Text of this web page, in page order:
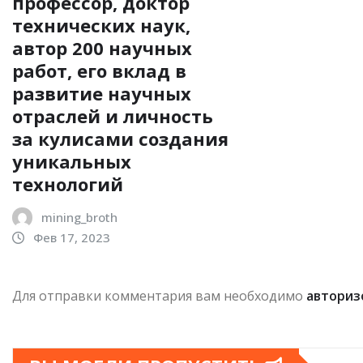
технических наук,
автор 200 научных
работ, его вклад в
развитие научных
отраслей и личность
за кулисами создания
уникальных
технологий
mining_broth
Фев 17, 2023
Для отправки комментария вам необходимо